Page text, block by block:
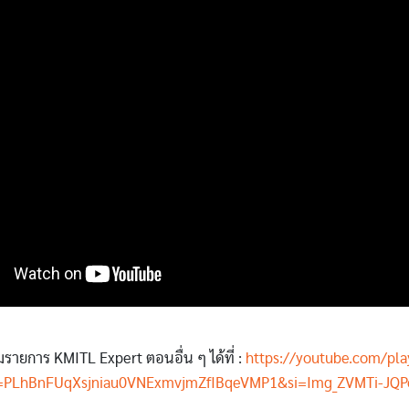
ายการ KMITL Expert ตอนอื่น ๆ ได้ที่ : https://youtube.com/